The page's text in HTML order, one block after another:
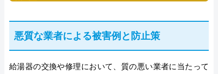
悪質な業者による被害例と防止策
給湯器の交換や修理において、質の悪い業者に当たって